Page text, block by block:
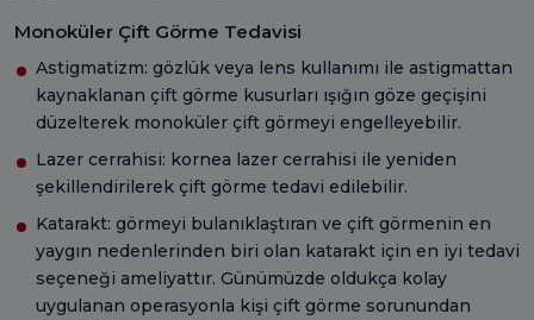
Monoküler Çift Görme Tedavisi
Astigmatizm: gözlük veya lens kullanımı ile astigmattan
kaynaklanan çift görme kusurları ışığın göze geçişini
düzelterek monoküler çift görmeyi engelleyebilir.
Lazer cerrahisi: kornea lazer cerrahisi ile yeniden
şekillendirilerek çift görme tedavi edilebilir.
Katarakt: görmeyi bulanıklaştıran ve çift görmenin en
yaygın nedenlerinden biri olan katarakt için en iyi tedavi
seçeneği ameliyattır. Günümüzde oldukça kolay
uygulanan operasyonla kişi çift görme sorunundan